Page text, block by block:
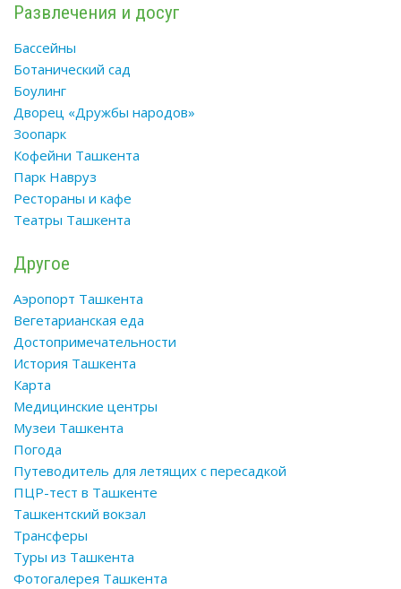
Развлечения и досуг
Бассейны
Ботанический сад
Боулинг
Дворец «Дружбы народов»
Зоопарк
Кофейни Ташкента
Парк Навруз
Рестораны и кафе
Театры Ташкента
Другое
Аэропорт Ташкента
Вегетарианская еда
Достопримечательности
История Ташкента
Карта
Медицинские центры
Музеи Ташкента
Погода
Путеводитель для летящих с пересадкой
ПЦР-тест в Ташкенте
Ташкентский вокзал
Трансферы
Туры из Ташкента
Фотогалерея Ташкента